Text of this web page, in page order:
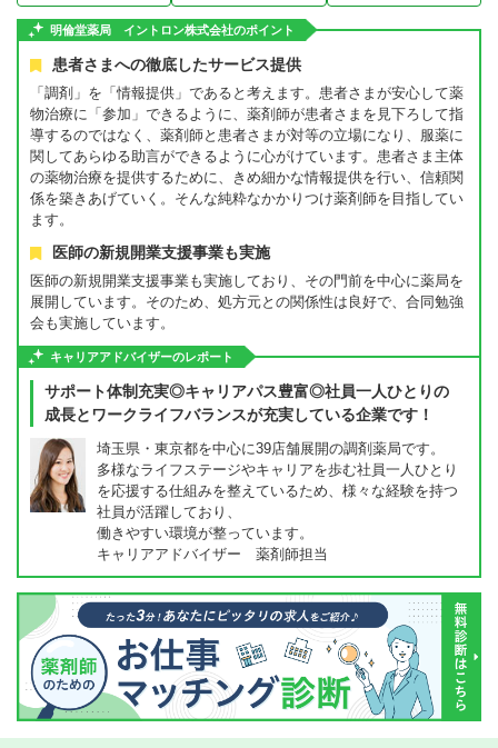
明倫堂薬局 イントロン株式会社のポイント
患者さまへの徹底したサービス提供
「調剤」を「情報提供」であると考えます。患者さまが安心して薬
物治療に「参加」できるように、薬剤師が患者さまを見下ろして指
導するのではなく、薬剤師と患者さまが対等の立場になり、服薬に
関してあらゆる助言ができるように心がけています。患者さま主体
の薬物治療を提供するために、きめ細かな情報提供を行い、信頼関
係を築きあげていく。そんな純粋なかかりつけ薬剤師を目指してい
ます。
医師の新規開業支援事業も実施
医師の新規開業支援事業も実施しており、その門前を中心に薬局を
展開しています。そのため、処方元との関係性は良好で、合同勉強
会も実施しています。
キャリアアドバイザーのレポート
サポート体制充実◎キャリアパス豊富◎社員一人ひとりの
成長とワークライフバランスが充実している企業です！
埼玉県・東京都を中心に39店舗展開の調剤薬局です。
多様なライフステージやキャリアを歩む社員一人ひとり
を応援する仕組みを整えているため、様々な経験を持つ
社員が活躍しており、
働きやすい環境が整っています。
キャリアアドバイザー 薬剤師担当